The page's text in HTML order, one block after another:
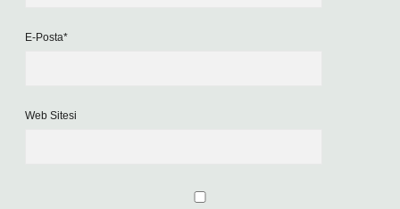
E-Posta*
Web Sitesi